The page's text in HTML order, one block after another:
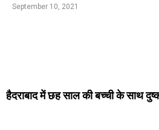
a
a
September 10, 2021
हैदराबाद में छह साल की बच्ची के साथ